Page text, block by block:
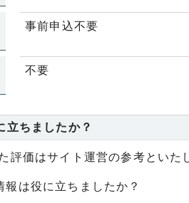
事前申込不要
不要
立ちましたか？
評価はサイト運営の参考といた
報は役に立ちましたか？